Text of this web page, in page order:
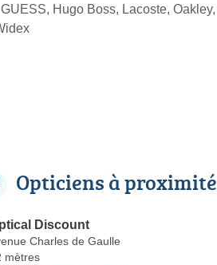
Hugo Boss, Lacoste, Oakley,
Opticiens à proximité
Discount
Charles de Gaulle
mètres